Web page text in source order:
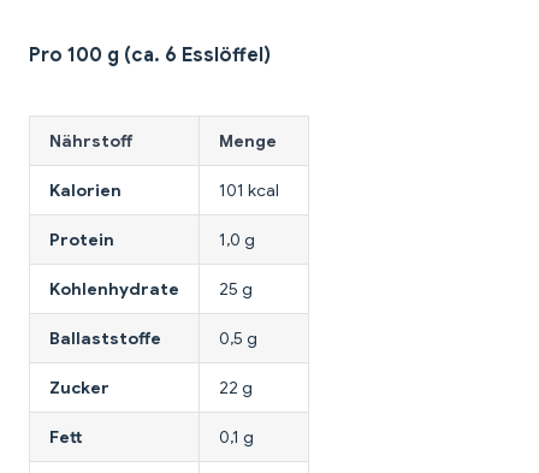
Pro 100 g (ca. 6 Esslöffel)
Nährstoff Menge
Kalorien 101 kcal
Protein 1,0 g
Kohlenhydrate 25 g
Ballaststoffe 0,5 g
Zucker 22 g
Fett 0,1 g